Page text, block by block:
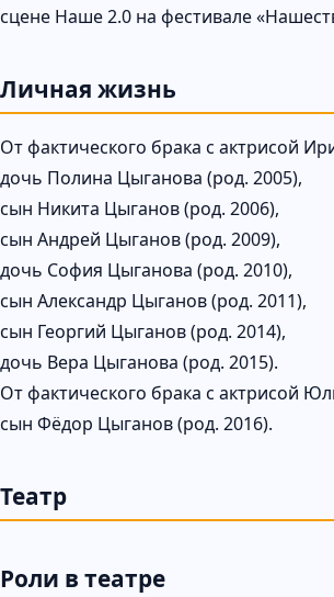
сцене Наше 2.0 на фестивале
Личная жизнь
От фактического брака с актрисой
дочь Полина Цыганова (род. 2005),
сын Никита Цыганов (род. 2006),
сын Андрей Цыганов (род. 2009),
дочь София Цыганова (род. 2010),
сын Александр Цыганов (род. 2011),
сын Георгий Цыганов (род. 2014),
дочь Вера Цыганова (род. 2015).
От фактического брака с актрисой
сын Фёдор Цыганов (род. 2016).
Театр
Роли в театре